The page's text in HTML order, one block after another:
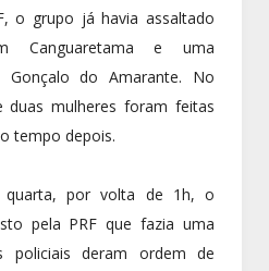
o grupo já havia assaltado
Canguaretama e uma
Gonçalo do Amarante. No
duas mulheres foram feitas
tempo depois.
quarta, por volta de 1h, o
pela PRF que fazia uma
policiais deram ordem de